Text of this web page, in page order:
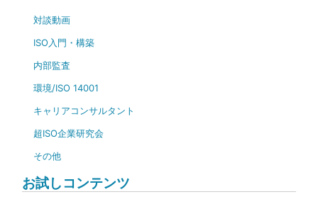
対談動画
ISO入門・構築
内部監査
環境/ISO 14001
キャリアコンサルタント
超ISO企業研究会
その他
お試しコンテンツ